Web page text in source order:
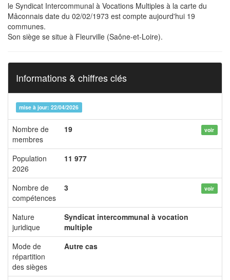
le Syndicat Intercommunal à Vocations Multiples à la carte du
Mâconnais date du 02/02/1973 est compte aujourd'hui 19
communes.
Son siège se situe à Fleurville (Saône-et-Loire).
Informations & chiffres clés
mise à jour: 22/04/2026
Nombre de
membres
19 voir
Population
2026
11 977
Nombre de
compétences
3 voir
Nature
juridique
Syndicat intercommunal à vocation
multiple
Mode de
répartition
des sièges
Autre cas